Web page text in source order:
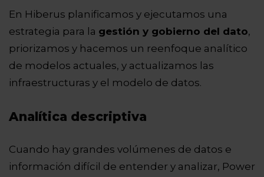
En Hiberus planificamos y ejecutamos una
estrategia para la gestión y gobierno del dato,
priorizamos y hacemos un reenfoque analítico
de modelos actuales, y actualizamos las
infraestructuras y el modelo de datos.
Analítica descriptiva
Cuando hay grandes volúmenes de datos e
información difícil de entender y analizar, Power